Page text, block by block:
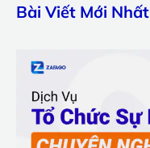
Bài Viết Mới Nhất